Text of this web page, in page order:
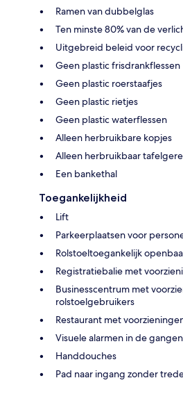
Ramen van dubbelglas
Ten minste 80% van de
Uitgebreid beleid voor
Geen plastic frisdrankflessen
Geen plastic roerstaafjes
Geen plastic rietjes
Geen plastic waterflessen
Alleen herbruikbare kopjes
Alleen herbruikbaar
Een bankethal
Toegankelijkheid
Lift
Parkeerplaatsen voor
Rolstoeltoegankelijk
Registratiebalie met
Businesscentrum met
rolstoelgebruikers
Restaurant met
Visuele alarmen in de gangen
Handdouches
Pad naar ingang zonder